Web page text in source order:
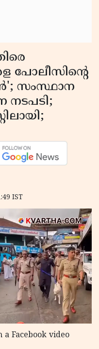
പോലീസിൻ്റെ
സംസ്ഥാന
നടപടി;
IST
a Facebook video